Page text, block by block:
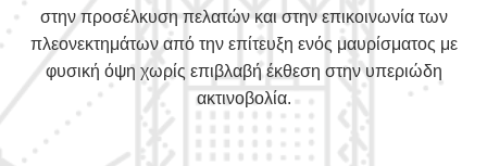
στην προσέλκυση πελατών και στην επικοινωνία των
πλεονεκτημάτων από την επίτευξη ενός μαυρίσματος με
φυσική όψη χωρίς επιβλαβή έκθεση στην υπεριώδη
ακτινοβολία.